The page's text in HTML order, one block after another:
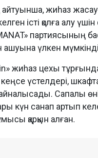
айтуынша, жиһаз
істі қолға алу
партиясының
ашуына үлкен
жиһаз цехы
үстелдері,
Сапалы
күн санап артып
қарқын алған.